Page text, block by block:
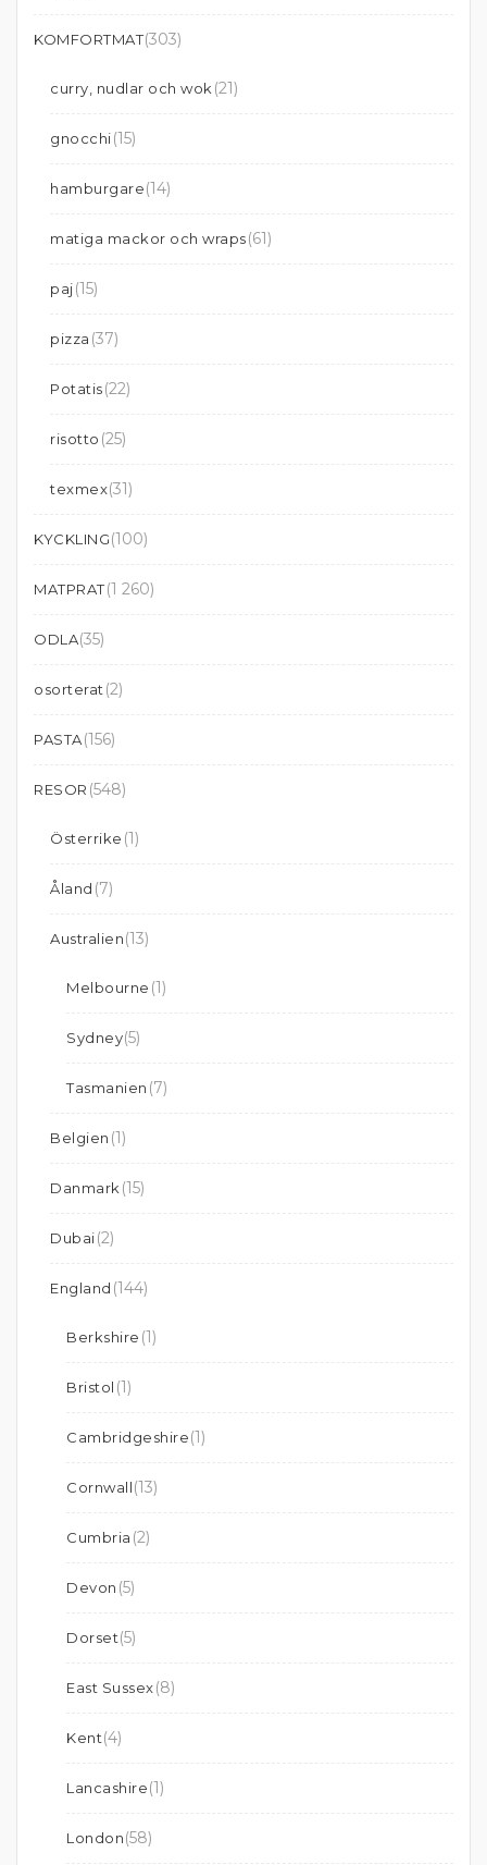
KOMFORTMAT(303)
curry, nudlar och wok (21)
gnocchi(15)
hamburgare(14)
matiga mackor och wraps(61)
paj(15)
pizza (37)
Potatis(22)
risotto (25)
texmex(31)
KYCKLING(100)
MATPRAT(1 260)
ODLA(35)
osorterat (2)
PASTA(156)
RESOR (548)
Österrike (1)
Åland (7)
Australien(13)
Melbourne (1)
Sydney(5)
Tasmanien (7)
Belgien (1)
Danmark (15)
Dubai(2)
England (144)
Berkshire (1)
Bristol (1)
Cambridgeshire(1)
Cornwall(13)
Cumbria (2)
Devon (5)
Dorset(5)
East Sussex(8)
Kent(4)
Lancashire(1)
London(58)